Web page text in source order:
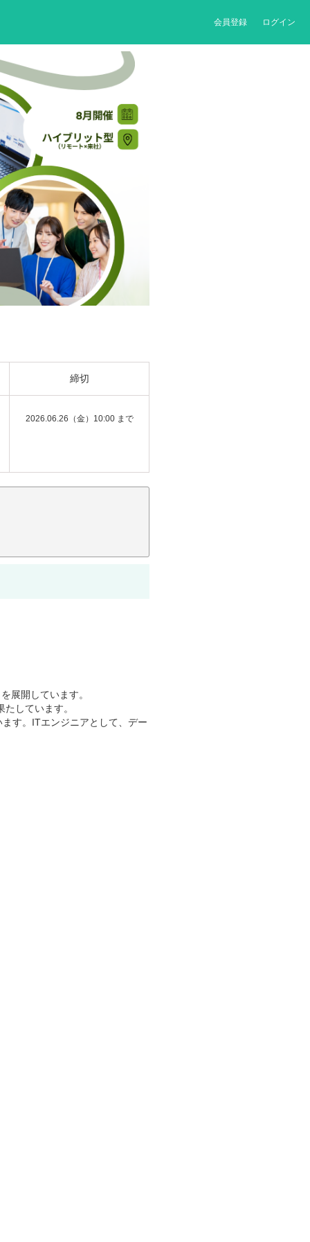
ログイン
会員登録
締切
2026.06.26（金）10:00 まで
展開しています。
しています。
す。ITエンジニアとして、デー